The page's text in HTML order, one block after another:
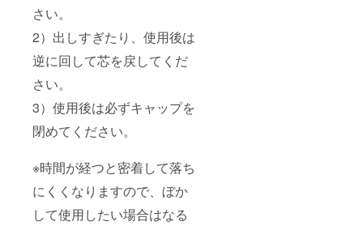
さい。
2）出しすぎたり、使用後は
逆に回して芯を戻してくだ
さい。
3）使用後は必ずキャップを
閉めてください。
※時間が経つと密着して落ち
にくくなりますので、ぼか
して使用したい場合はなる